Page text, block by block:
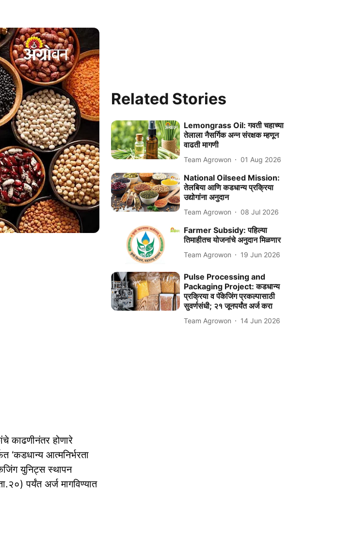
काढणीनंतर होणारे
‘कडधान्य आत्मनिर्भरता
युनिट्स स्थापन
पर्यंत अर्ज मागविण्यात
Related Stories
Lemongrass Oil: गवती चहाच्या
तेलाला नैसर्गिक अन्न संरक्षक म्हणून
वाढती मागणी
Team Agrowon 01 Aug 2026
National Oilseed Mission:
तेलबिया आणि कडधान्य प्रक्रिया
उद्योगांना अनुदान
Team Agrowon 08 Jul 2026
Farmer Subsidy: पहिल्या
तिमाहीतच योजनांचे अनुदान मिळणार
Team Agrowon 19 Jun 2026
Pulse Processing and
Packaging Project: कडधान्य
प्रक्रिया व पॅकेजिंग प्रकल्पासाठी
सुवर्णसंधी; २१ जूनपर्यंत अर्ज करा
Team Agrowon 14 Jun 2026